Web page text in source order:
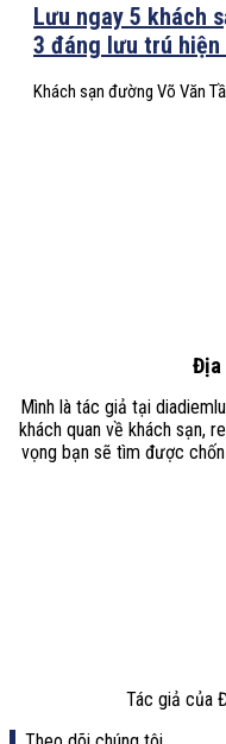
Lưu ngay 5 khách
3 đáng lưu trú hiện
Khách sạn đường Võ Văn
Địa
Mình là tác giả tại
khách quan về khách sạn,
vọng bạn sẽ tìm được
Tác giả của